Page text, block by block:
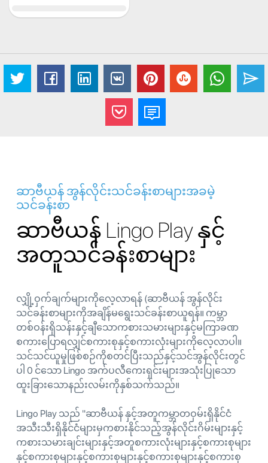
ဆာဗီယန် အွန်လိုင်းသင်ခန်းစာများအခမဲ့
သင်ခန်းစာ
ဆာဗီယန် Lingo Play နှင့်
အတူသင်ခန်းစာများ
လျှို့ဝှက်ချက်များကိုလေ့လာရန် (ဆာဗီယန် အွန်လိုင်း
သင်ခန်းစာများကိုအချိန်မရွေးသင်ခန်းစာယူရန်။ ကမ္ဘာ
တစ်ဝန်းရှိသန်းနှင့်ချီသောကစားသမားများနှင့်မကြာခဏ
စကားပြောရလျှင်စကားစုနှင့်စကားလုံးများကိုလေ့လာပါ။
သင်သင်ယူမှုဖြစ်စဉ်ကိုစတင်ပြီးသည်နှင့်သင်အွန်လိုင်းတွင်
ပါ 0 င်သော Lingo အက်ပလီကေးရှင်းများအသုံးပြုသော
ထူးခြားသောနည်းလမ်းကိုနှစ်သက်သည်။
Lingo Play သည် "ဆာဗီယန် နှင့်အတူကမ္ဘာတဝှမ်းရှိနိုင်ငံ
အသီးသီးရှိနိုင်ငံများမှကစားနိုင်သည့်အွန်လိုင်းဂိမ်းများနှင့်
ကစားသမားချင်းများနှင့်အတူစကားလုံးများနှင့်စကားစုများ
နှင့်စကားစုများနှင့်စကားစုများနှင့်စကားစုများနှင့်စကားစု